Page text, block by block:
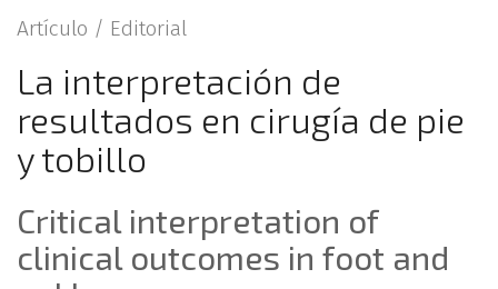
Artículo / Editorial
La interpretación de
resultados en cirugía de pie
y tobillo
Critical interpretation of
clinical outcomes in foot and